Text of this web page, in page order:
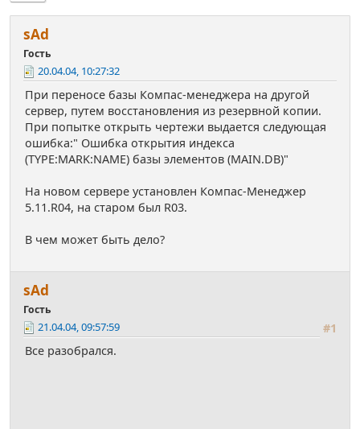
sАd
Гость
20.04.04, 10:27:32
При переносе базы Компас-менеджера на другой
сервер, путем восстановления из резервной копии.
При попытке открыть чертежи выдается следующая
ошибка:" Ошибка открытия индекса
(TYPE:MARK:NAME) базы элементов (MAIN.DB)"
На новом сервере установлен Компас-Менеджер
5.11.R04, на старом был R03.
В чем может быть дело?
sАd
Гость
#1
21.04.04, 09:57:59
Все разобрался.